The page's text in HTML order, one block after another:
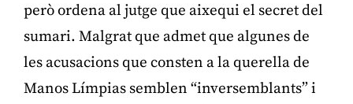
però ordena al jutge que aixequi el secret del
sumari. Malgrat que admet que algunes de
les acusacions que consten a la querella de
Manos Límpias semblen “inversemblants” i